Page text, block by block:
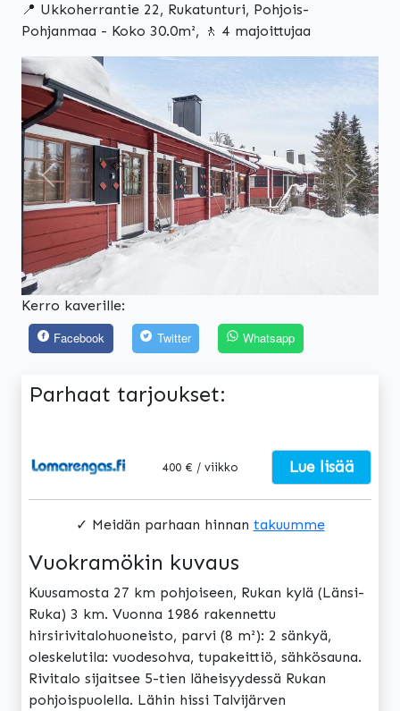
📍 Ukkoherrantie 22, Rukatunturi, Pohjois-
Pohjanmaa - Koko 30.0m², 🚶 4 majoittujaa
Edellinen
Kerro kaverille:
Facebook
Twitter Whatsapp
Parhaat tarjoukset:
400 € / viikko Lue lisää
✓ Meidän parhaan hinnan takuumme
Vuokramökin kuvaus
Kuusamosta 27 km pohjoiseen, Rukan kylä (Länsi-
Ruka) 3 km. Vuonna 1986 rakennettu
hirsirivitalohuoneisto, parvi (8 m²): 2 sänkyä,
oleskelutila: vuodesohva, tupakeittiö, sähkösauna.
Rivitalo sijaitsee 5-tien läheisyydessä Rukan
pohjoispuolella. Lähin hissi Talvijärven